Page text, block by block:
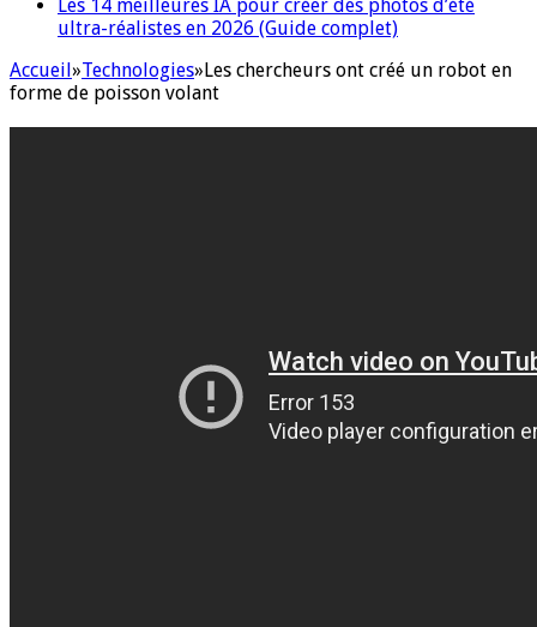
Les 14 meilleures IA pour créer des photos d’été
ultra-réalistes en 2026 (Guide complet)
Accueil»Technologies»Les chercheurs ont créé un robot en
forme de poisson volant